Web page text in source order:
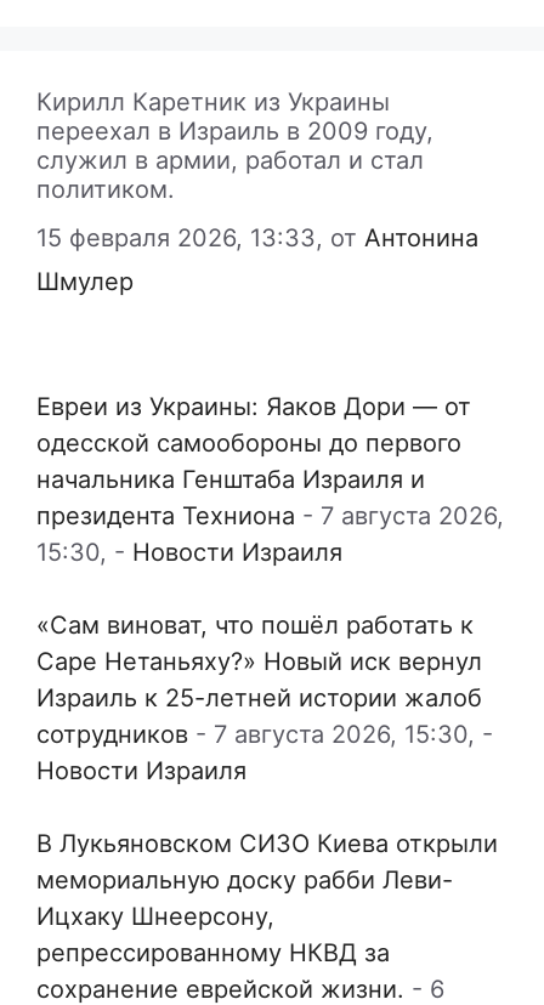
Кирилл Каретник из Украины
переехал в Израиль в 2009 году,
служил в армии, работал и стал
политиком.
15 февраля 2026, 13:33, от Антонина
Шмулер
Евреи из Украины: Яаков Дори — от
одесской самообороны до первого
начальника Генштаба Израиля и
президента Техниона - 7 августа 2026,
15:30, - Новости Израиля
«Сам виноват, что пошёл работать к
Саре Нетаньяху?» Новый иск вернул
Израиль к 25-летней истории жалоб
сотрудников - 7 августа 2026, 15:30, -
Новости Израиля
В Лукьяновском СИЗО Киева открыли
мемориальную доску рабби Леви-
Ицхаку Шнеерсону,
репрессированному НКВД за
сохранение еврейской жизни. - 6